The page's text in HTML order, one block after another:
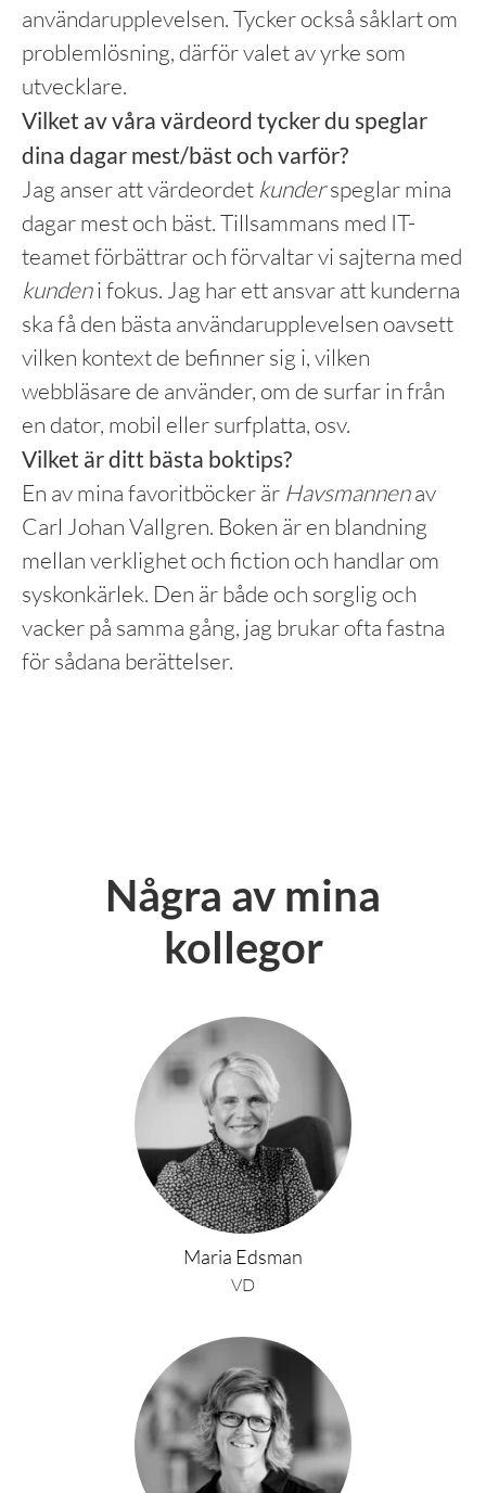
användarupplevelsen. Tycker också såklart om
problemlösning, därför valet av yrke som
utvecklare.
Vilket av våra värdeord tycker du speglar
dina dagar mest/bäst och varför?
Jag anser att värdeordet kunderspeglar mina
dagar mest och bäst. Tillsammans med IT-
teamet förbättrar och förvaltar vi sajterna med
kundeni fokus. Jag har ett ansvar att kunderna
ska få den bästa användarupplevelsen oavsett
vilken kontext de befinner sig i, vilken
webbläsare de använder, om de surfar in från
en dator, mobil eller surfplatta, osv.
Vilket är ditt bästa boktips?
En av mina favoritböcker är Havsmannenav
Carl Johan Vallgren. Boken är en blandning
mellan verklighet och fiction och handlar om
syskonkärlek. Den är både och sorglig och
vacker på samma gång, jag brukar ofta fastna
för sådana berättelser.
Några av mina
kollegor
Maria Edsman
VD